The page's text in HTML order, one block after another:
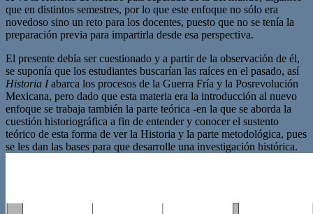
que en distintos semestres, por lo que este enfoque no sólo era
novedoso sino un reto para los docentes, puesto que no se tenía la
preparación previa para impartirla desde esa perspectiva.
El presente debía ser cuestionado y a partir de la observación de él,
se suponía que los estudiantes buscarían las raíces en el pasado, así
Historia Iabarca los procesos de la Guerra Fría y la Posrevolución
Mexicana, pero dado que esta materia era la introducción al nuevo
enfoque se trabaja también la parte teórica -en la que se aborda la
cuestión historiográfica a fin de entender y conocer el sustento
teórico de esta forma de ver la Historia y la parte metodológica, pues
se les dan las bases para que desarrolle una investigación histórica.